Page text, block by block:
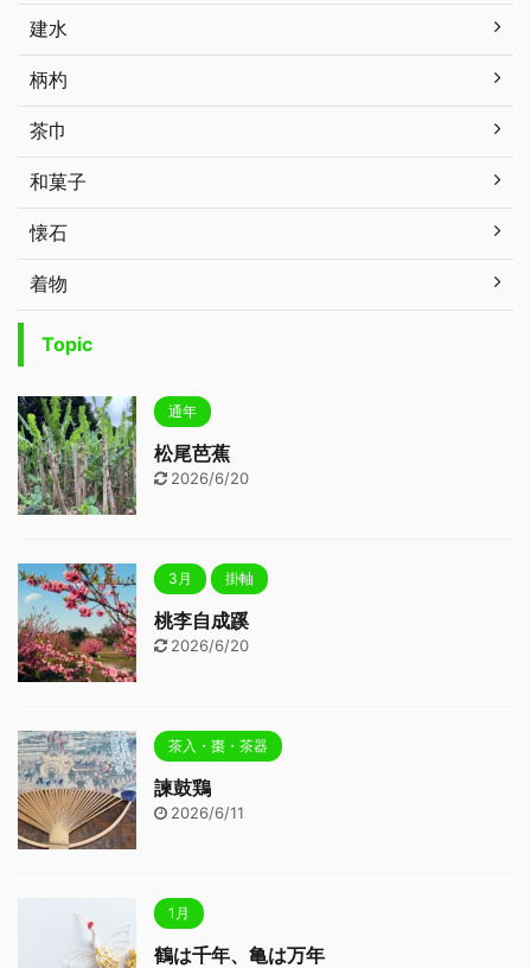
建水
柄杓
茶巾
和菓子
懐石
着物
Topic
通年
松尾芭蕉
2026/6/20
3月 掛軸
桃李自成蹊
2026/6/20
茶入・棗・茶器
諫鼓鶏
2026/6/11
1月
鶴は千年、亀は万年